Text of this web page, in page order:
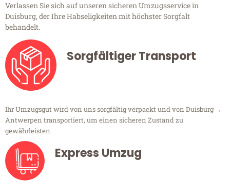
Verlassen Sie sich auf unseren sicheren Umzugsservice in
Duisburg, der Ihre Habseligkeiten mit höchster Sorgfalt
behandelt.
Sorgfältiger Transport
Ihr Umzugsgut wird von uns sorgfältig verpackt und von Duisburg →
Antwerpen transportiert, um einen sicheren Zustand zu
gewährleisten.
Express Umzug